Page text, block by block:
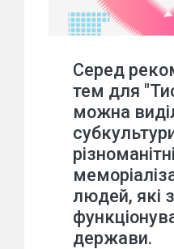
Серед
тем для
можна
людей, які
держави.